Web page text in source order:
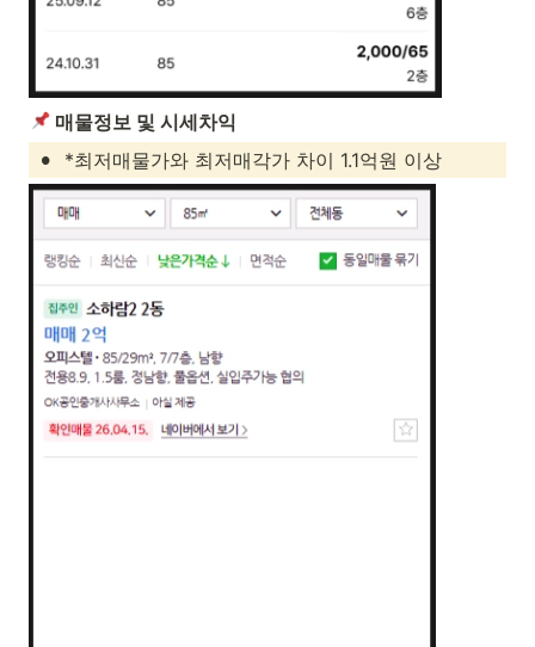
매물정보 및 시세차익
• *최저매물가와 최저매각가 차이 1.1억원 이상